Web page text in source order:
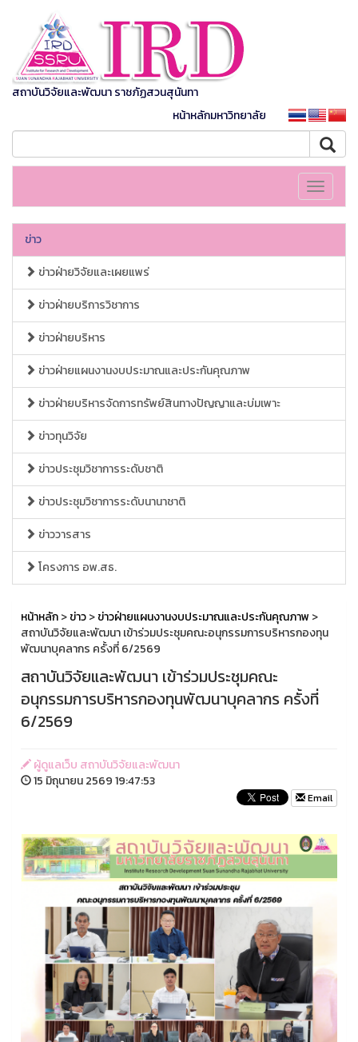
สถาบันวิจัยและพัฒนา ราชภัฏสวนสุนันทา
หน้าหลักมหาวิทยาลัย
Toggle
ข่าว
ข่าวฝ่ายวิจัยและเผยแพร่
ข่าวฝ่ายบริการวิชาการ
ข่าวฝ่ายบริหาร
ข่าวฝ่ายแผนงานงบประมาณและประกันคุณภาพ
ข่าวฝ่ายบริหารจัดการทรัพย์สินทางปัญญาและบ่มเพาะ
ข่าวทุนวิจัย
ข่าวประชุมวิชาการระดับชาติ
ข่าวประชุมวิชาการระดับนานาชาติ
ข่าววารสาร
โครงการ อพ.สธ.
หน้าหลัก>ข่าว>ข่าวฝ่ายแผนงานงบประมาณและประกันคุณภาพ >
สถาบันวิจัยและพัฒนา เข้าร่วมประชุมคณะอนุกรรมการบริหารกองทุน
พัฒนาบุคลากร ครั้งที่ 6/2569
สถาบันวิจัยและพัฒนา เข้าร่วมประชุมคณะ
อนุกรรมการบริหารกองทุนพัฒนาบุคลากร ครั้งที่
6/2569
ผู้ดูแลเว็บ สถาบันวิจัยและพัฒนา
15 มิถุนายน 2569 19:47:53
Email